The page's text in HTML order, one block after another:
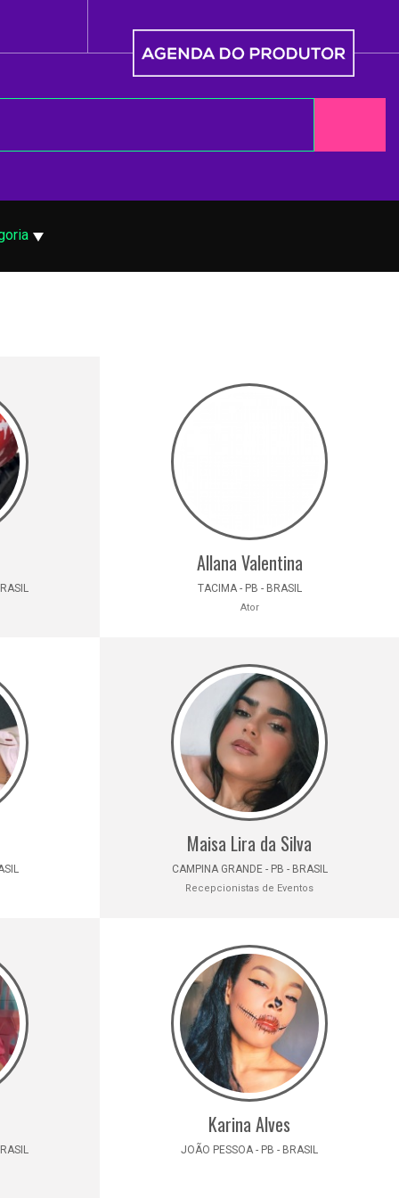
Allana Valentina
TACIMA - PB - BRASIL
Ator
Maisa Lira da Silva
CAMPINA GRANDE - PB - BRASIL
Recepcionistas de Eventos
Karina Alves
JOÃO PESSOA - PB - BRASIL